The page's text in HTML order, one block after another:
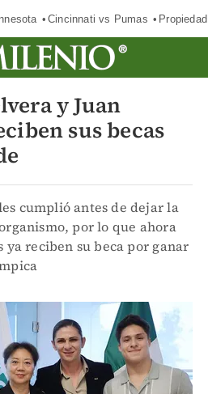
Cincinnati vs Pumas Propiedad
y Juan
sus becas
cumplió antes de dejar la
por lo que ahora
ya reciben su beca por ganar